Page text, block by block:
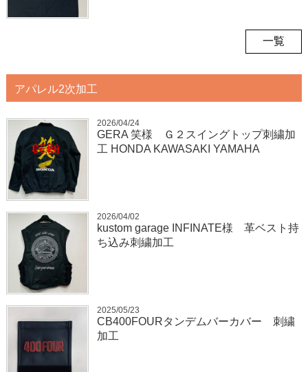
一覧
アパレル2次加工
2026/04/24
GERA 笑様 Ｇ２スイングトップ刺繍加
工 HONDA KAWASAKI YAMAHA
2026/04/02
kustom garage INFINATE様 革ベスト持
ち込み刺繍加工
2025/05/23
CB400FOURタンデムバーカバー 刺繍
加工